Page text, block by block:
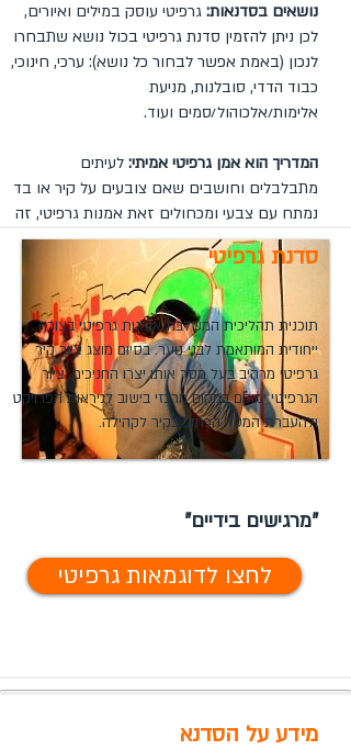
נושאים בסדנאות: גרפיטי עוסק במילים ואיורים,
לכן ניתן להזמין סדנת גרפיטי בכול נושא שתבחרו
לנכון (באמת אפשר לבחור כל נושא): ערכי, חינוכי,
כבוד הדדי, סובלנות, מניעת
אלימות/אלכוהול/סמים ועוד.
המדריך הוא אמן גרפיטי אמיתי: לעיתים
מתבלבלים וחושבים שאם צובעים על קיר או בד
נמתח עם צבעי ומכחולים זאת אמנות גרפיטי, זה
לא. גרפיטי אמיתי אותנטי מבוצע עם פחיות ספריי
וע"י אמנים שזאת דרך חיים בשבילם.
סדנת גרפיטי
תוכנית תהליכית המשלבת אומנות גרפיטי בצורה
ייחודית המותאמת לבני נוער. בסיום מוצג ציור קיר
גרפיטי מרהיב בעל מסר אותו יצרו החניכים. ציור
הגרפיטי ימוקם במקום מרכזי בישוב לניראות הפרויקט
ולהעברת המסר הכתוב בקיר לקהילה.
"מרגישים בידיים"
לחצו לדוגמאות גרפיטי
מידע על הסדנא